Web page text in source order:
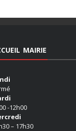
MAIRIE
-12h00
– 17h30